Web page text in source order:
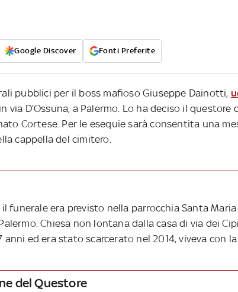
Google Discover Fonti Preferite
pubblici per il boss mafioso Giuseppe Dainotti,
via D’Ossuna, a Palermo. Lo ha deciso il questore
Cortese. Per le esequie sarà consentita una
cappella del cimitero.
funerale era previsto nella parrocchia Santa Maria
Chiesa non lontana dalla casa di via dei
anni ed era stato scarcerato nel 2014, viveva con
del Questore